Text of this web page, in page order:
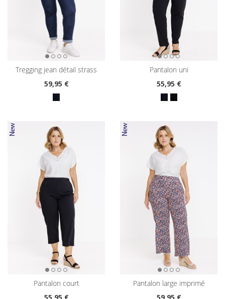
tregging jean détail strass
59,95 €
pantalon uni
55,95 €
pantalon court
pantalon large imprimé